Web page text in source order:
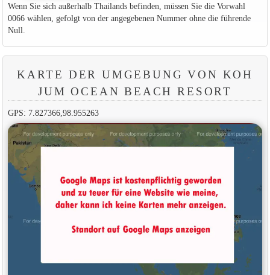
Wenn Sie sich außerhalb Thailands befinden, müssen Sie die Vorwahl
0066 wählen, gefolgt von der angegebenen Nummer ohne die führende
Null.
KARTE DER UMGEBUNG VON KOH
JUM OCEAN BEACH RESORT
GPS: 7.827366,98.955263